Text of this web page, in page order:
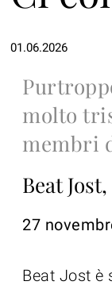
01.06.2026
molto
membri
Beat
27
Beat Jost è